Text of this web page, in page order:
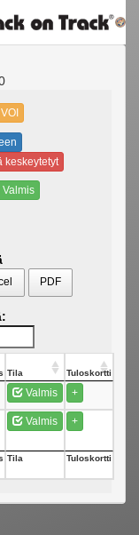
VOI
keskeytetyt
Valmis
PDF
Tila
Tuloskortti
Valmis +
Valmis +
Tila Tuloskortti